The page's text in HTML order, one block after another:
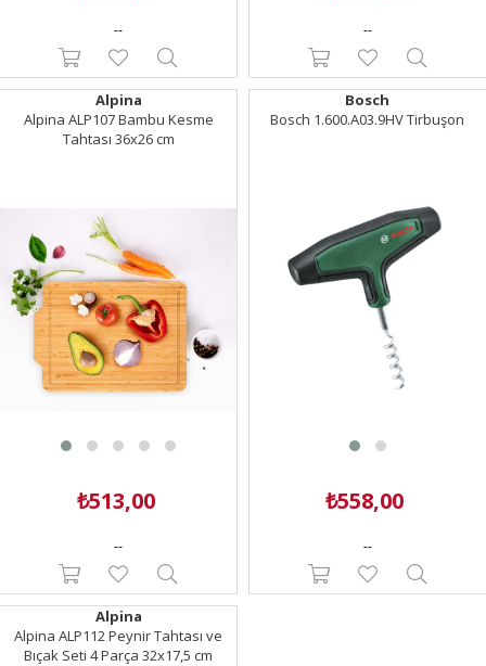
-- --
Alpina
Alpina ALP107 Bambu Kesme
Tahtası 36x26 cm
₺513,00
--
Bosch
Bosch 1.600.A03.9HV Tirbuşon
₺558,00
--
Alpina
Alpina ALP112 Peynir Tahtası ve
Bıçak Seti 4 Parça 32x17,5 cm